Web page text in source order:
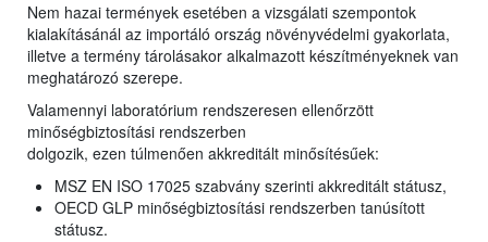
Nem hazai termények esetében a vizsgálati szempontok
kialakításánál az importáló ország növényvédelmi gyakorlata,
illetve a termény tárolásakor alkalmazott készítményeknek van
meghatározó szerepe.
Valamennyi laboratórium rendszeresen ellenőrzött
minőségbiztosítási rendszerben
dolgozik, ezen túlmenően akkreditált minősítésűek:
MSZ EN ISO 17025 szabvány szerinti akkreditált státusz,
OECD GLP minőségbiztosítási rendszerben tanúsított
státusz.